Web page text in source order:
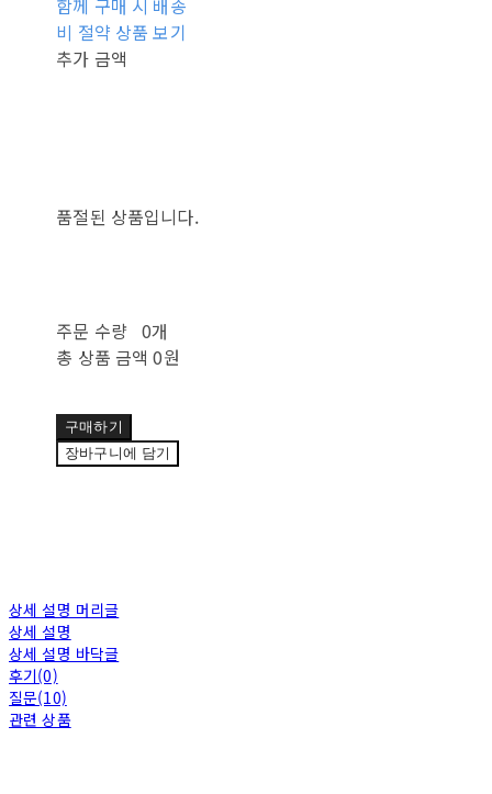
함께 구매 시 배송
비 절약 상품 보기
추가 금액
품절된 상품입니다.
주문 수량 0개
총 상품 금액 0원
구매하기
장바구니에 담기
상세 설명 머리글
상세 설명
상세 설명 바닥글
후기(0)
질문(10)
관련 상품